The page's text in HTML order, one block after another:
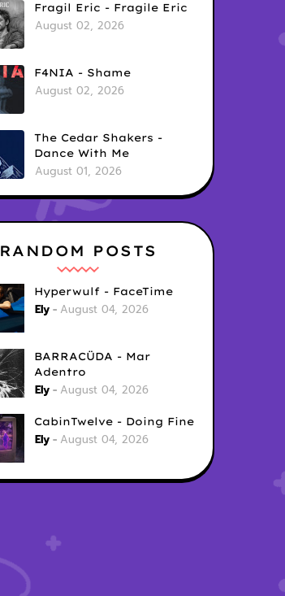
Fragil Eric - Fragile Eric
August 02, 2026
F4NIA - Shame
August 02, 2026
The Cedar Shakers -
Dance With Me
August 01, 2026
RANDOM POSTS
Hyperwulf - FaceTime
Ely August 04, 2026
BARRACÜDA - Mar
Adentro
Ely August 04, 2026
CabinTwelve - Doing Fine
Ely August 04, 2026